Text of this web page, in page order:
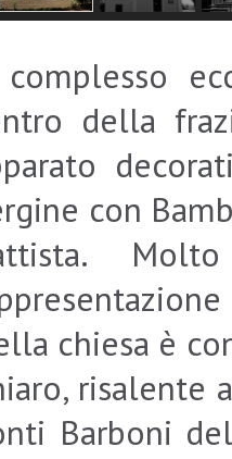
della
con
chiesa è
risalente
Barboni